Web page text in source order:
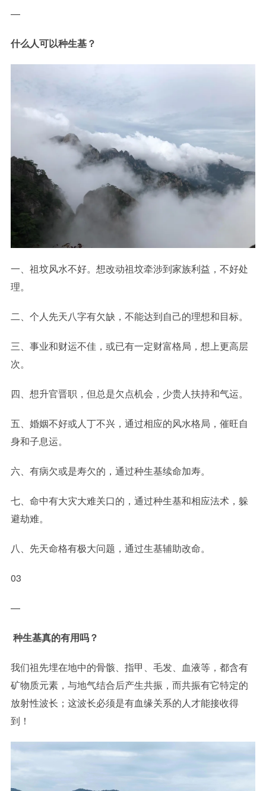
—
什么人可以种生基？
一、祖坟风水不好。想改动祖坟牵涉到家族利益，不好处
理。
二、个人先天八字有欠缺，不能达到自己的理想和目标。
三、事业和财运不佳，或已有一定财富格局，想上更高层
次。
四、想升官晋职，但总是欠点机会，少贵人扶持和气运。
五、婚姻不好或人丁不兴，通过相应的风水格局，催旺自
身和子息运。
六、有病欠或是寿欠的，通过种生基续命加寿。
七、命中有大灾大难关口的，通过种生基和相应法术，躲
避劫难。
八、先天命格有极大问题，通过生基辅助改命。
03
—
种生基真的有用吗？
我们祖先埋在地中的骨骸、指甲、毛发、血液等，都含有
矿物质元素，与地气结合后产生共振，而共振有它特定的
放射性波长；这波长必须是有血缘关系的人才能接收得
到！